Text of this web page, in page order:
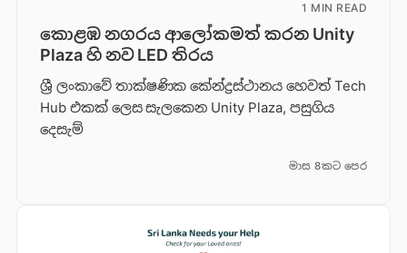
1 MIN READ
කොළඹ නගරය ආලෝකමත් කරන Unity
Plaza හි නව LED තිරය
ශ්‍රී ලංකාවේ තාක්ෂණික කේන්ද්‍රස්ථානය හෙවත් Tech
Hub එකක් ලෙස සැලකෙන Unity Plaza, පසුගිය
දෙසැම්
මාස 8කට පෙර